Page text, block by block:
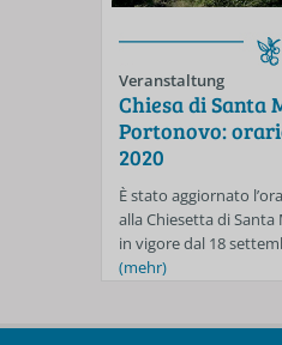
Veranstaltung
Chiesa di Santa
Portonovo:
2020
È stato aggiornato
alla Chiesetta di
in vigore dal 18
(mehr)